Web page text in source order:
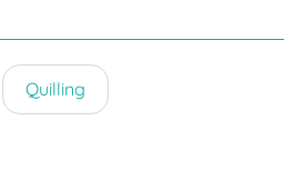
Quilling